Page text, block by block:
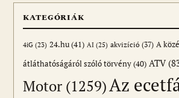
KATEGÓRIÁK
4iG (23) 24.hu(41) AI (25) akvizíció (37) A
átláthatóságáról szóló törvény(40) ATV
Motor (1259)Az